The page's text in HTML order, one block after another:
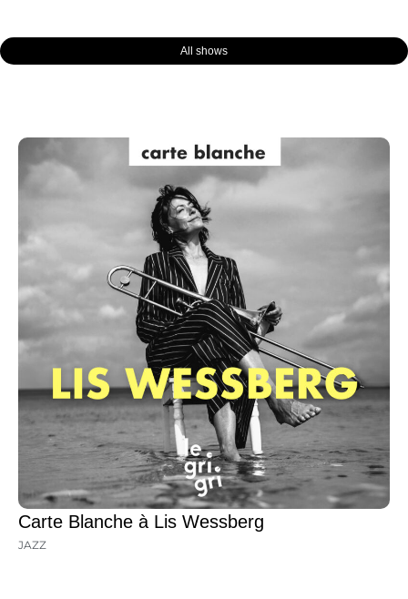
All shows
Carte Blanche à Lis Wessberg
JAZZ